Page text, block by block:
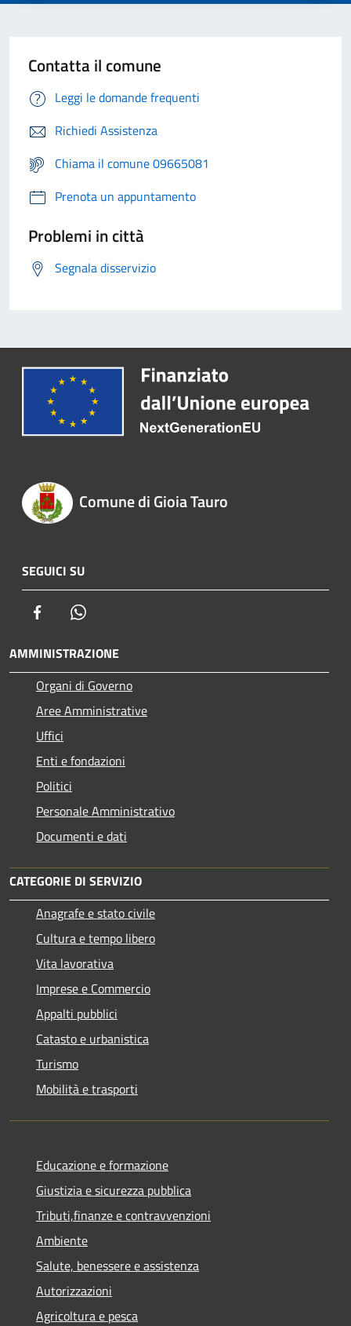
Contatta il comune
Leggi le domande frequenti
Richiedi Assistenza
Chiama il comune 09665081
Prenota un appuntamento
Problemi in città
Segnala disservizio
Comune di Gioia Tauro
SEGUICI SU
Facebook
AMMINISTRAZIONE
Organi di Governo
Aree Amministrative
Uffici
Enti e fondazioni
Politici
Personale Amministrativo
Documenti e dati
CATEGORIE DI SERVIZIO
Anagrafe e stato civile
Cultura e tempo libero
Vita lavorativa
Imprese e Commercio
Appalti pubblici
Catasto e urbanistica
Turismo
Mobilità e trasporti
Educazione e formazione
Giustizia e sicurezza pubblica
Tributi,finanze e contravvenzioni
Ambiente
Salute, benessere e assistenza
Autorizzazioni
Agricoltura e pesca